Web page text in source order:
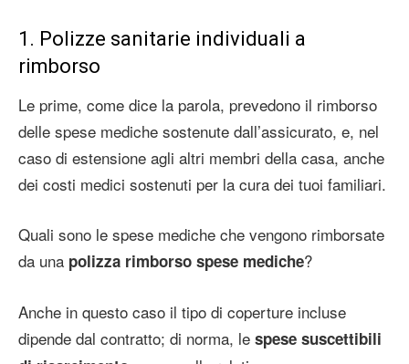
1. Polizze sanitarie individuali a
rimborso
Le prime, come dice la parola, prevedono il rimborso
delle spese mediche sostenute dall’assicurato, e, nel
caso di estensione agli altri membri della casa, anche
dei costi medici sostenuti per la cura dei tuoi familiari.
Quali sono le spese mediche che vengono rimborsate
da una polizza rimborso spese mediche?
Anche in questo caso il tipo di coperture incluse
dipende dal contratto; di norma, le spese suscettibili